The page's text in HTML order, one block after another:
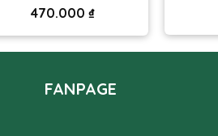
470.000 ₫
FANPAGE